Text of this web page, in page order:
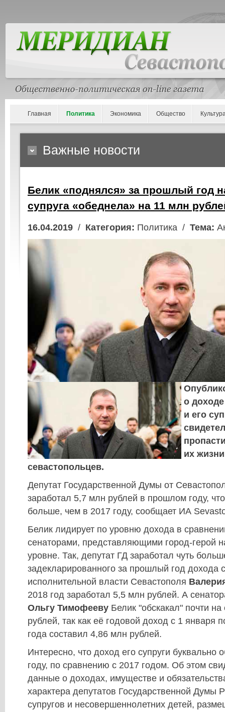
Главная Политика Экономика Общество
Важные новости
Белик «поднялся» за прошлый год
супруга «обеднела» на 11 млн
16.04.2019 / Категория: Политика / Тема:
о
и его
их
севастопольцев.
Депутат Государственной Думы от
заработал 5,7 млн рублей в прошлом году,
больше, чем в 2017 году, сообщает ИА
Белик лидирует по уровню дохода в
сенаторами, представляющими город-герой
уровне. Так, депутат ГД заработал чуть
задекларированного за прошлый год дохода
исполнительной власти Севастополя
2018 год заработал 5,5 млн рублей. А
Ольгу Тимофееву Белик "обскакал" почти
рублей, так как её годовой доход с 1 января
года составил 4,86 млн рублей.
Интересно, что доход его супруги буквально
году, по сравнению с 2017 годом. Об этом
данные о доходах, имуществе и
характера депутатов Государственной Думы
супругов и несовершеннолетних детей,